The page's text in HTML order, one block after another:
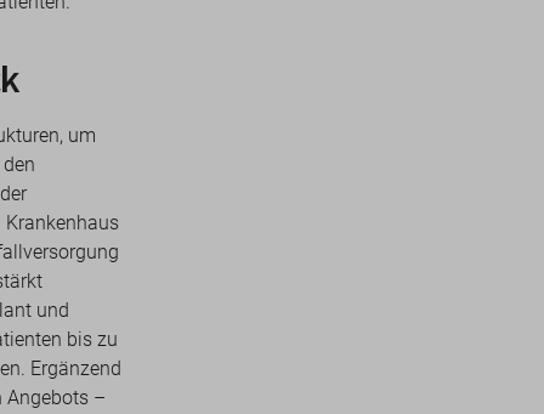
um
und
bis zu
Ergänzend
Angebots –